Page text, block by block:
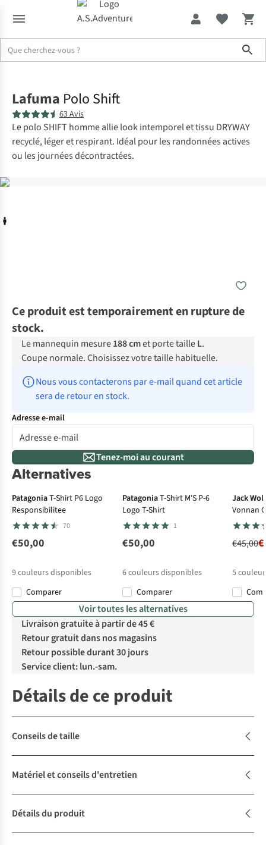
Lafuma Polo Shift
63 Avis
Le polo SHIFT homme allie look intemporel et tissu DRYWAY
recyclé, léger et respirant. Idéal pour les randonnées actives
ou les journées décontractées.
Ce produit est temporairement en rupture de
stock.
Le mannequin mesure188 cmet porte tailleL.
Coupe normale. Choisissez votre taille habituelle.
Nous vous contacterons par e-mail quand cet article
sera de retour en stock.
Adresse e-mail
Tenez-moi au courant
Alternatives
PatagoniaT-Shirt P6 Logo
Responsibilitee
70
€50,00
9couleurs disponibles
Comparer
PatagoniaT-Shirt M'S P-6
Logo T-Shirt
1
€50,00
6couleurs disponibles
Comparer
Jack
Vonnan
€45,00
5
%
Voir toutes les alternatives
Livraison gratuite à partir de 45 €
Retour gratuit dans nos magasins
Retour possible durant 30 jours
Service client: lun.-sam.
Détails de ce produit
Conseils de taille
Matériel et conseils d'entretien
Détails du produit